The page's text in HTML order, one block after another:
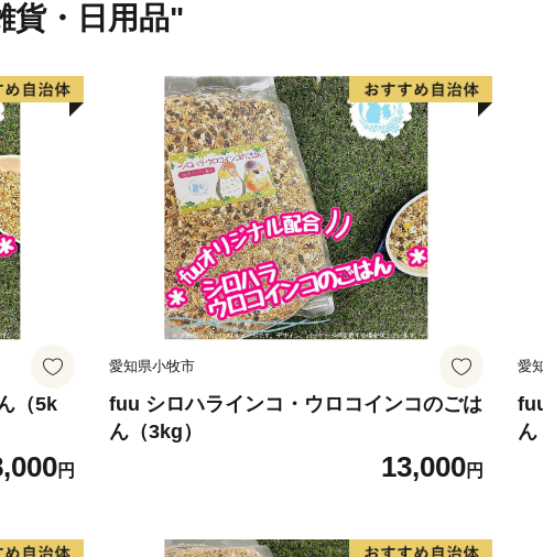
貨・日用品"
（5k
円
愛知県小牧市
fuu シロハラインコ・ウロコインコのごは
ん（3kg）
13,000円
愛
ん